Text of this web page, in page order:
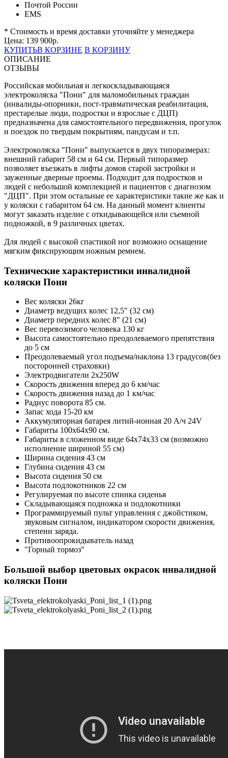
Почтой России
EMS
* Стоимость и время доставки уточняйте у менеджера
Цена: 139 900р.
КУПИТЬВ КОРЗИНЕ В КОРЗИНУ
ОПИСАНИЕ
ОТЗЫВЫ
Российская мобильная и легкоскладывающаяся
электроколяска "Пони" для маломобильных граждан
(инвалиды-опорники, пост-травматическая реабилитация,
престарелые люди, подростки и взрослые с ДЦП)
предназначена для самостоятельного передвижения, прогулок
и поездок по твердым покрытиям, пандусам и т.п.
Электроколяска "Пони" выпускается в двух типоразмерах:
внешний габарит 58 см и 64 см. Первый типоразмер
позволяет въезжать в лифты домов старой застройки и
зауженные дверные проемы. Подходит для подростков и
людей с небольшой комплекцией и пациентов с диагнозом
"ДЦП". При этом остальные ее характеристики такие же как и
у коляски с габаритом 64 см. На данный момент клиенты
могут заказать изделие с откидывающейся или съемной
подножкой, в 9 различных цветах.
Для людей с высокой спастикой ног возможно оснащение
мягким фиксирующим ножным ремнем.
Технические характеристики инвалидной
коляски Пони
Вес коляски 26кг
Диаметр ведущих колес 12,5" (32 см)
Диаметр передних колес 8" (21 см)
Вес перевозимого человека 130 кг
Высота самостоятельно преодолеваемого препятствия
до 5 см
Преодолеваемый угол подъема/наклона 13 градусов(без
посторонней страховки)
Электродвигатели 2х250W
Скорость движения вперед до 6 км/час
Скорость движения назад до 1 км/час
Радиус поворота 85 см.
Запас хода 15-20 км
Аккумуляторная батарея литий-ионная 20 А/ч 24V
Габариты 100х64х90 см.
Габариты в сложенном виде 64х74х33 см (возможно
исполнение шириной 55 см)
Ширина сидения 43 см
Глубина сидения 43 см
Высота сидения 50 см
Высота подлокотников 22 см
Регулируемая по высоте спинка сиденья
Складывающаяся подножка и подлокотники
Программируемый пульт управления с джойстиком,
звуковым сигналом, индикатором скорости движения,
степени заряда.
Противоопрокидыватель назад
"Горный тормоз"
Большой выбор цветовых окрасок инвалидной
коляски Пони